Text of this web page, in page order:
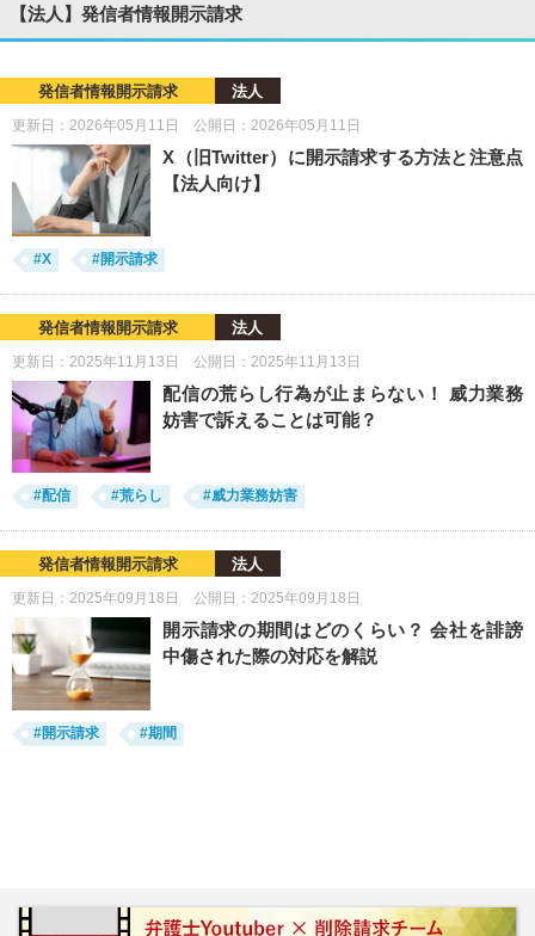
【法人】発信者情報開示請求
発信者情報開示請求 法人
更新日：2026年05月11日 公開日：2026年05月11日
X（旧Twitter）に開示請求する方法と注意点
【法人向け】
#X #開示請求
発信者情報開示請求 法人
更新日：2025年11月13日 公開日：2025年11月13日
配信の荒らし行為が止まらない！ 威力業務
妨害で訴えることは可能？
#配信 #荒らし #威力業務妨害
発信者情報開示請求 法人
更新日：2025年09月18日 公開日：2025年09月18日
開示請求の期間はどのくらい？ 会社を誹謗
中傷された際の対応を解説
#開示請求 #期間